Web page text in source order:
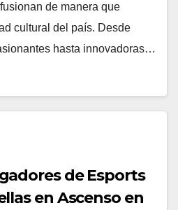
de manera que
cultural del país. Desde
hasta innovadoras…
de Esports
en Ascenso en